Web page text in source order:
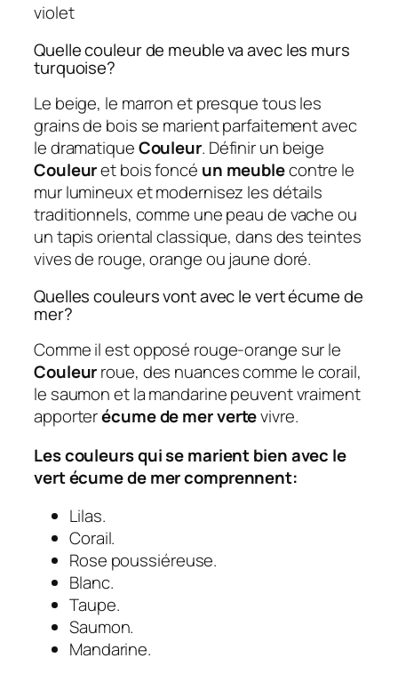
violet
Quelle couleur de meuble va avec les murs
turquoise?
Le beige, le marron et presque tous les
grains de bois se marient parfaitement avec
le dramatiqueCouleur. Définir un beige
Couleuret bois foncé un meublecontre le
mur lumineux et modernisez les détails
traditionnels, comme une peau de vache ou
un tapis oriental classique, dans des teintes
vives de rouge, orange ou jaune doré.
Quelles couleurs vont avec le vert écume de
mer?
Comme il est opposé rouge-orange sur le
Couleurroue, des nuances comme le corail,
le saumon et la mandarine peuvent vraiment
apporterécume de mer vertevivre.
Les couleurs qui se marient bien avec le
vert écume de mer comprennent:
Lilas.
Corail.
Rose poussiéreuse.
Blanc.
Taupe.
Saumon.
Mandarine.